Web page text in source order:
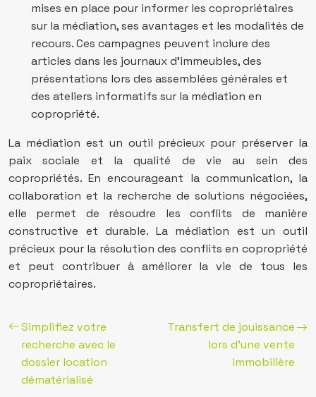
mises en place pour informer les copropriétaires
sur la médiation, ses avantages et les modalités de
recours. Ces campagnes peuvent inclure des
articles dans les journaux d’immeubles, des
présentations lors des assemblées générales et
des ateliers informatifs sur la médiation en
copropriété.
La médiation est un outil précieux pour préserver la
paix sociale et la qualité de vie au sein des
copropriétés. En encourageant la communication, la
collaboration et la recherche de solutions négociées,
elle permet de résoudre les conflits de manière
constructive et durable. La médiation est un outil
précieux pour la résolution des conflits en copropriété
et peut contribuer à améliorer la vie de tous les
copropriétaires.
Simplifiez votre
recherche avec le
dossier location
dématérialisé
Transfert de jouissance
lors d’une vente
immobilière